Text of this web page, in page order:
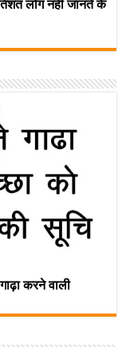
लोग नहीं जानते के
करने वाली